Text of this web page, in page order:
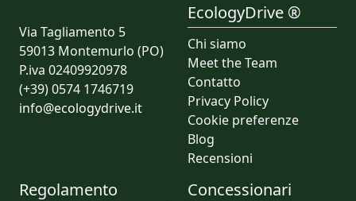
Via Tagliamento 5
59013 Montemurlo (PO)
P.iva 02409920978
(+39) 0574 1746719
info@ecologydrive.it
EcologyDrive ®
Chi siamo
Meet the Team
Contatto
Privacy Policy
Cookie preferenze
Blog
Recensioni
Regolamento Concessionari